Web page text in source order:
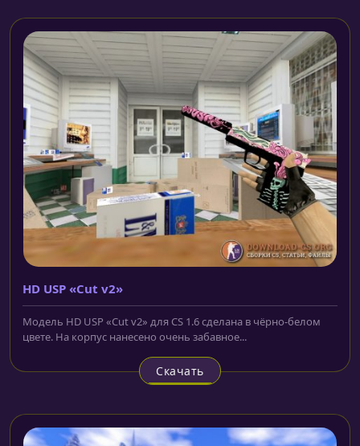
HD USP «Cut v2»
Модель HD USP «Cut v2» для CS 1.6 сделана в чёрно-белом
цвете. На корпус нанесено очень забавное...
Скачать